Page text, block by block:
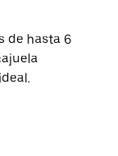
de hasta 6